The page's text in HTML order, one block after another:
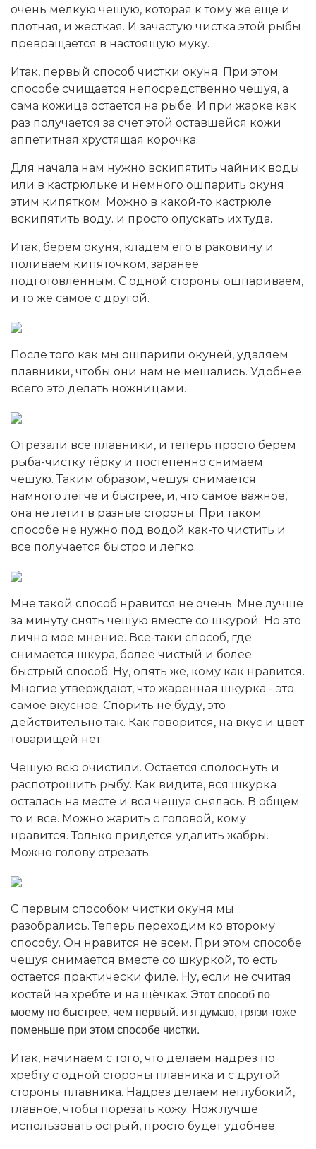
очень мелкую чешую, которая к тому же еще и
плотная, и жесткая. И зачастую чистка этой рыбы
превращается в настоящую муку.
Итак, первый способ чистки окуня. При этом
способе счищается непосредственно чешуя, а
сама кожица остается на рыбе. И при жарке как
раз получается за счет этой оставшейся кожи
аппетитная хрустящая корочка.
Для начала нам нужно вскипятить чайник воды
или в кастрюльке и немного ошпарить окуня
этим кипятком. Можно в какой-то кастрюле
вскипятить воду. и просто опускать их туда.
Итак, берем окуня, кладем его в раковину и
поливаем кипяточком, заранее
подготовленным. С одной стороны ошпариваем,
и то же самое с другой.
После того как мы ошпарили окуней, удаляем
плавники, чтобы они нам не мешались. Удобнее
всего это делать ножницами.
Отрезали все плавники, и теперь просто берем
рыба-чистку тёрку и постепенно снимаем
чешую. Таким образом, чешуя снимается
намного легче и быстрее, и, что самое важное,
она не летит в разные стороны. При таком
способе не нужно под водой как-то чистить и
все получается быстро и легко.
Мне такой способ нравится не очень. Мне лучше
за минуту снять чешую вместе со шкурой. Но это
лично мое мнение. Все-таки способ, где
снимается шкура, более чистый и более
быстрый способ. Ну, опять же, кому как нравится.
Многие утверждают, что жаренная шкурка - это
самое вкусное. Спорить не буду, это
действительно так. Как говорится, на вкус и цвет
товарищей нет.
Чешую всю очистили. Остается сполоснуть и
распотрошить рыбу. Как видите, вся шкурка
осталась на месте и вся чешуя снялась. В общем
то и все. Можно жарить с головой, кому
нравится. Только придется удалить жабры.
Можно голову отрезать.
С первым способом чистки окуня мы
разобрались. Теперь переходим ко второму
способу. Он нравится не всем. При этом способе
чешуя снимается вместе со шкуркой, то есть
остается практически филе. Ну, если не считая
костей на хребте и на щёчках. Этот способ по
моему по быстрее, чем первый. и я думаю, грязи тоже
поменьше при этом способе чистки.
Итак, начинаем с того, что делаем надрез по
хребту с одной стороны плавника и с другой
стороны плавника. Надрез делаем неглубокий,
главное, чтобы порезать кожу. Нож лучше
использовать острый, просто будет удобнее.